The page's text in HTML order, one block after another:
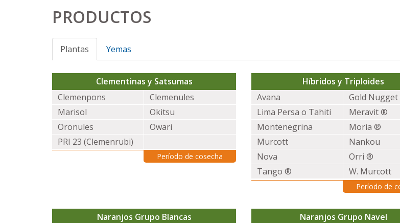
PRODUCTOS
Plantas Yemas
Clementinas y Satsumas
Clemenpons
Clemenules
Marisol
Okitsu
Oronules
Owari
PRI 23 (Clemenrubi)
Período de cosecha
Híbridos y Triploides
Avana
Gold
Lima Persa o Tahiti
Meravit ®
Montenegrina
Moria ®
Murcott
Nankou
Nova
Orri ®
Tango ®
W. Murcott
Período de
Naranjos Grupo Blancas
Naranjos Grupo Navel